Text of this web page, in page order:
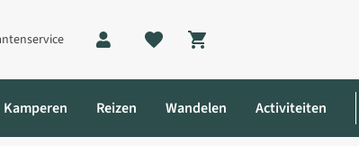
Shopping cart
Kamperen Reizen Wandelen Activiteiten